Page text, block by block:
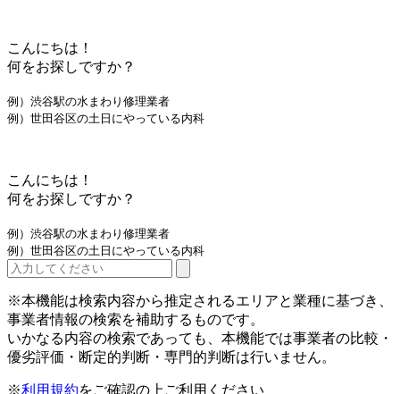
こんにちは！
何をお探しですか？
例）渋谷駅の水まわり修理業者
例）世田谷区の土日にやっている内科
こんにちは！
何をお探しですか？
例）渋谷駅の水まわり修理業者
例）世田谷区の土日にやっている内科
※本機能は検索内容から推定されるエリアと業種に基づき、
事業者情報の検索を補助するものです。
いかなる内容の検索であっても、本機能では事業者の比較・
優劣評価・断定的判断・専門的判断は行いません。
※利用規約をご確認の上ご利用ください